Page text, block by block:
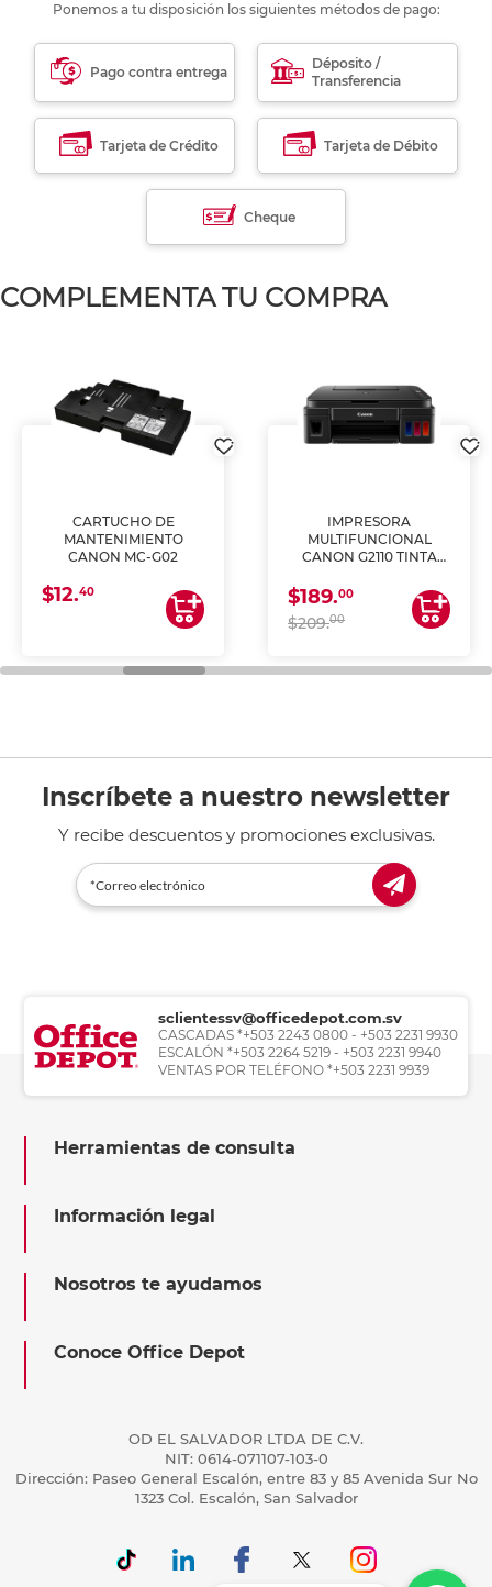
Ponemos a tu disposición los siguientes métodos de pago:
Pago contra entrega
Déposito /
Transferencia
Tarjeta de Crédito Tarjeta de Débito
Cheque
COMPLEMENTA TU COMPRA
CARTUCHO DE
MANTENIMIENTO
CANON MC-G02
$12.40
IMPRESORA
MULTIFUNCIONAL
CANON G2110 TINTA
$189.00
$209.00
Inscríbete a nuestro newsletter
Y recibe descuentos y promociones exclusivas.
sclientessv@officedepot.com.sv
CASCADAS *+503 2243 0800 - +503 2231 9930
ESCALÓN *+503 2264 5219 - +503 2231 9940
VENTAS POR TELÉFONO *+503 2231 9939
Herramientas de consulta
Información legal
Nosotros te ayudamos
Conoce Office Depot
OD EL SALVADOR LTDA DE C.V.
NIT: 0614-071107-103-0
Dirección: Paseo General Escalón, entre 83 y 85 Avenida Sur No
1323 Col. Escalón, San Salvador